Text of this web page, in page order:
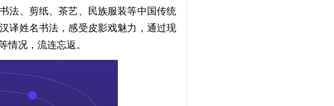
法、剪纸、茶艺、民族服装等中国传统
译姓名书法，感受皮影戏魅力，通过现
情况，流连忘返。